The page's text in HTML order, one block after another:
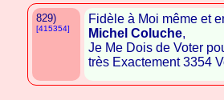
829)
[415354]
Fidèle à Moi même et
Michel Coluche,
Je Me Dois de Voter
très Exactement 3354